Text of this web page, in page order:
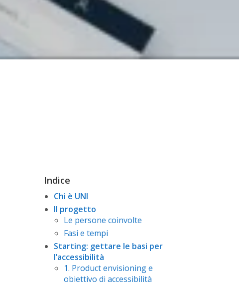
Indice
Chi è UNI
Il progetto
Le persone coinvolte
Fasi e tempi
Starting: gettare le basi per
l’accessibilità
1. Product envisioning e
obiettivo di accessibilità